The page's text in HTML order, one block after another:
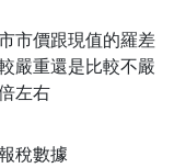
市價跟現值的羅差
嚴重還是比較不嚴
左右
稅數據